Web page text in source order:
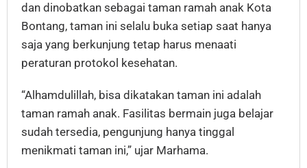
dan dinobatkan sebagai taman ramah anak Kota
Bontang, taman ini selalu buka setiap saat hanya
saja yang berkunjung tetap harus menaati
peraturan protokol kesehatan.
“Alhamdulillah, bisa dikatakan taman ini adalah
taman ramah anak. Fasilitas bermain juga belajar
sudah tersedia, pengunjung hanya tinggal
menikmati taman ini,” ujar Marhama.